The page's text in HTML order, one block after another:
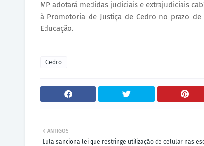
MP adotará medidas judiciais e extrajudiciais
à Promotoria de Justiça de Cedro no prazo
Educação.
Cedro
ANTIGOS
Lula sanciona lei que restringe utilização de celular nas